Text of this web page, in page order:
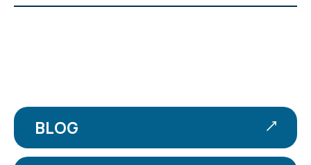
BLOG